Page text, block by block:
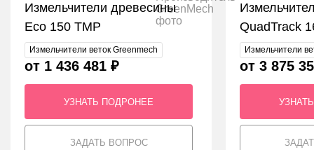
Измельчители древесины
Eco 150 TMP
Измельчители веток Greenmech
от 1 436 481 ₽
УЗНАТЬ ПОДРОНЕЕ
ЗАДАТЬ ВОПРОС
QuadTrack
Измельчители
от 3 875